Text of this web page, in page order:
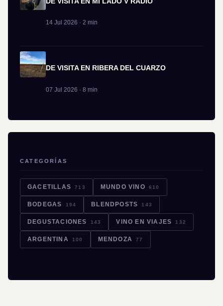
14 Jul 2026 · 2 min
DE VISITA EN RIBERA DEL CUARZO
07 Jul 2026 · 8 min
CATEGORÍAS
GACETILLAS 713 MUNDO VINO 610
BODEGAS 194 BLENDPOSTS 143
DEGUSTACIONES 143 VINO EN VIAJES 132
ARGENTINA 100 MENDOZA 77